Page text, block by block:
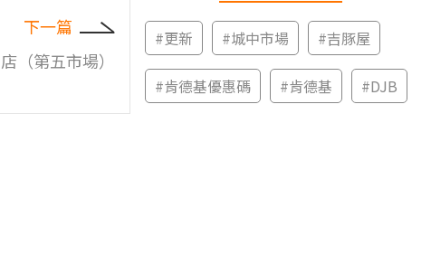
下一篇
（第五市場）
#更新 #城中市場 #吉豚屋
#肯德基優惠碼 #肯德基 #DJB